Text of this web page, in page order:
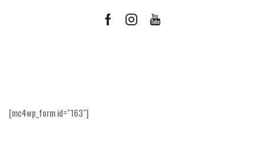
FacebookInstagramYoutube
[mc4wp_form id="163"]